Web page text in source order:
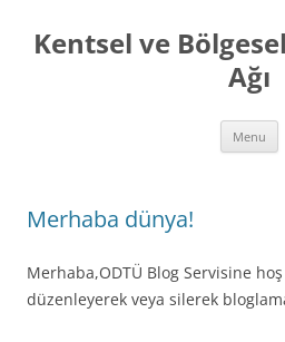
content
Kentsel ve
Ağı
Menu
Merhaba dünya!
Merhaba,ODTÜ Blog Servisine
düzenleyerek veya silerek